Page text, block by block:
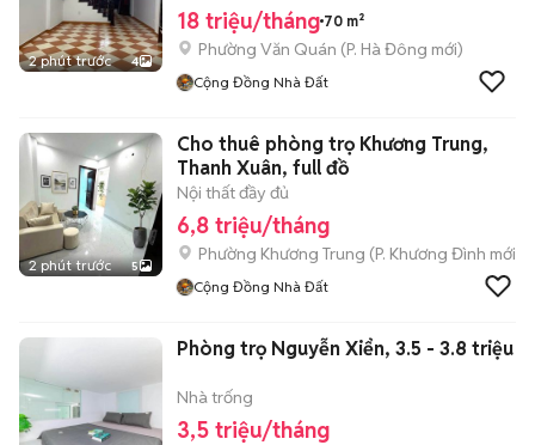
2 phút trước 4
18 triệu/tháng 70 m²
Phường Văn Quán (P. Hà Đông mới)
Cộng Đồng Nhà Đất
2 phút trước 5
Cho thuê phòng trọ Khương Trung,
Thanh Xuân, full đồ
Nội thất đầy đủ
6,8 triệu/tháng
Phường Khương Trung (P. Khương Đình mới)
Cộng Đồng Nhà Đất
Phòng trọ Nguyễn Xiển, 3.5 - 3.8 triệu
Nhà trống
3,5 triệu/tháng